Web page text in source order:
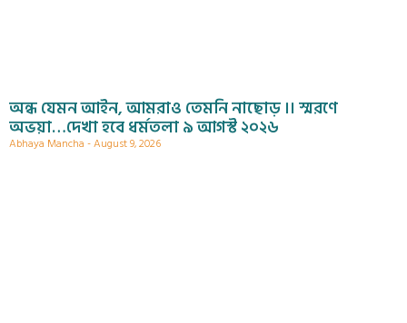
অন্ধ যেমন আইন, আমরাও তেমনি নাছোড় ।। স্মরণে
অভয়া…দেখা হবে ধর্মতলা ৯ আগস্ট ২০২৬
Abhaya Mancha August 9, 2026